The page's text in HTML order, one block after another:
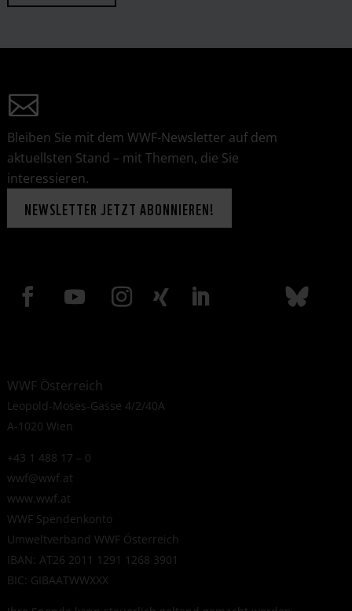
Bleiben Sie mit dem WWF-Newsletter auf dem
aktuellsten Stand – mit Themen, die Sie
interessieren.
NEWSLETTER JETZT ABONNIEREN!
WWF Österreich
Leopold-Moses-Gasse 4/2/40A
A-1020 Wien
+43 1 488 17 – 0
wwf@wwf.at
www.wwf.at
WWF Spendenkonto
Umweltverband WWF Österreich
IBAN: AT26 2011 1291 1268 3901
BIC: GIBAATWWXXX